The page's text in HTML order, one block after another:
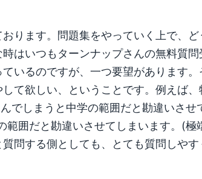
ります。問題集をやっていく上で、
はいつもターンナップさんの無料質
いるのですが、一つ要望があります。
て欲しい、ということです。例えば
んでしまうと中学の範囲だと勘違いさ
範囲だと勘違いさせてしまいます。(極
問する側としても、とても質問しや